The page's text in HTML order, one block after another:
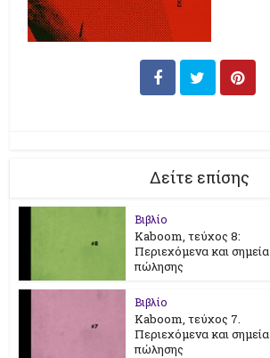
Δείτε επίσης
Βιβλίο
Kaboom, τεύχος 8:
Περιεχόμενα και σημεία
πώλησης
Βιβλίο
Kaboom, τεύχος 7.
Περιεχόμενα και σημεία
πώλησης